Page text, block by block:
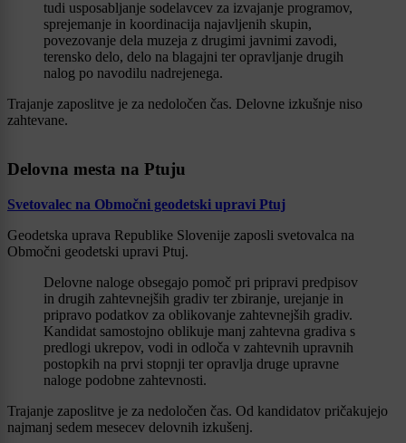
tudi usposabljanje sodelavcev za izvajanje programov,
sprejemanje in koordinacija najavljenih skupin,
povezovanje dela muzeja z drugimi javnimi zavodi,
terensko delo, delo na blagajni ter opravljanje drugih
nalog po navodilu nadrejenega.
Trajanje zaposlitve je za nedoločen čas. Delovne izkušnje niso
zahtevane.
Delovna mesta na Ptuju
Svetovalec na Območni geodetski upravi Ptuj
Geodetska uprava Republike Slovenije zaposli svetovalca na
Območni geodetski upravi Ptuj.
Delovne naloge obsegajo pomoč pri pripravi predpisov
in drugih zahtevnejših gradiv ter zbiranje, urejanje in
pripravo podatkov za oblikovanje zahtevnejših gradiv.
Kandidat samostojno oblikuje manj zahtevna gradiva s
predlogi ukrepov, vodi in odloča v zahtevnih upravnih
postopkih na prvi stopnji ter opravlja druge upravne
naloge podobne zahtevnosti.
Trajanje zaposlitve je za nedoločen čas. Od kandidatov pričakujejo
najmanj sedem mesecev delovnih izkušenj.